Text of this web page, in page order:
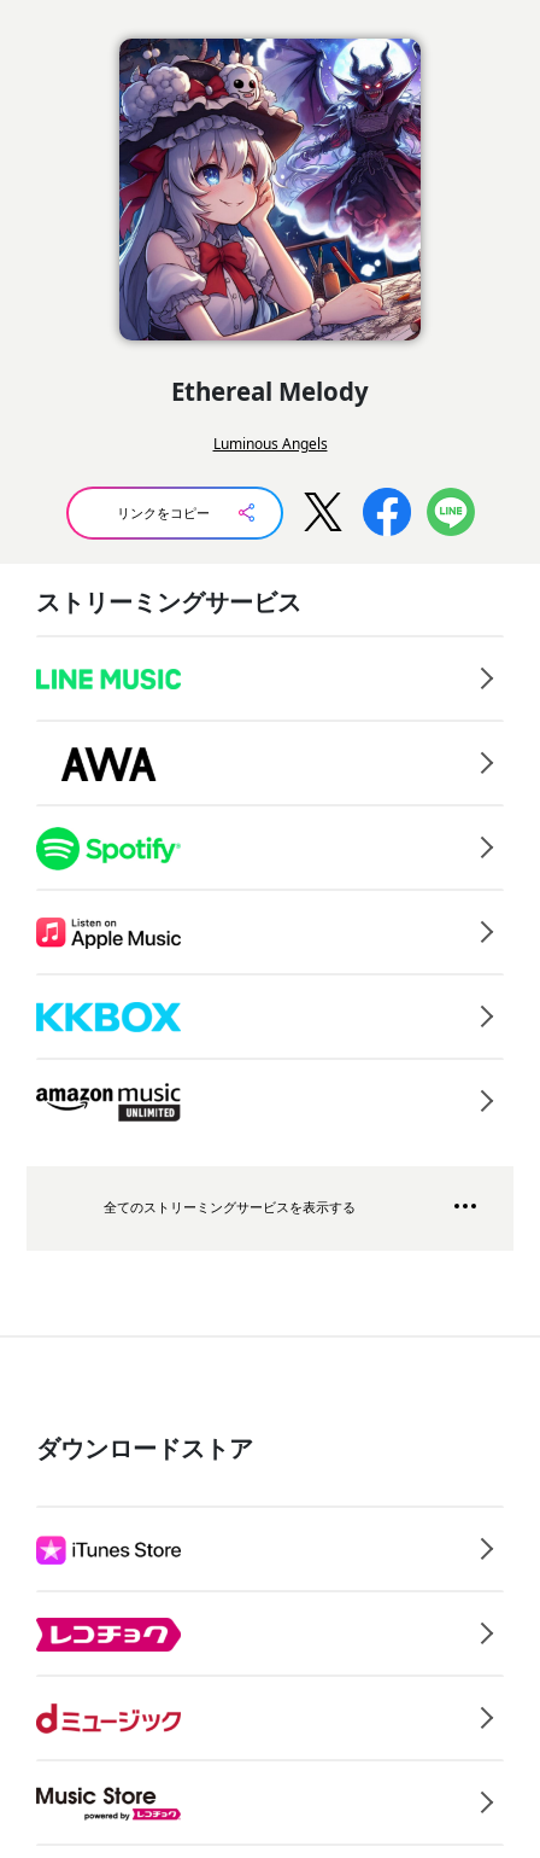
Ethereal Melody
Luminous Angels
リンクをコピー
ストリーミングサービス
全てのストリーミングサービスを表示する
ダウンロードストア